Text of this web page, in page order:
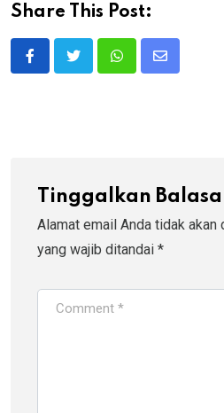
Share This Post:
WhatsappShare
Tinggalkan
Alamat email Anda tidak akan
yang wajib ditandai *